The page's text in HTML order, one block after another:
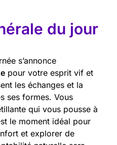
du jour
s’annonce
pour votre esprit vif et
les échanges et la
ses formes. Vous
qui vous pousse à
le moment idéal pour
et explorer de